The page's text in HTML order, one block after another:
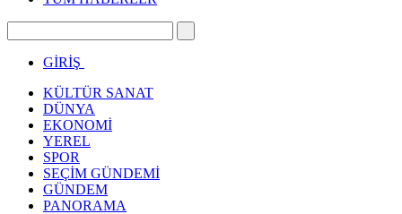
GİRİŞ
KÜLTÜR SANAT
DÜNYA
EKONOMİ
YEREL
SPOR
SEÇİM GÜNDEMİ
GÜNDEM
PANORAMA